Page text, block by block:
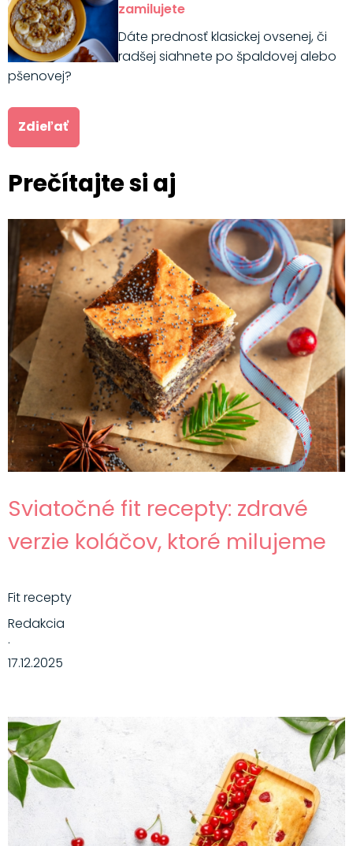
zamilujete
Dáte prednosť klasickej ovsenej, či
radšej siahnete po špaldovej alebo
pšenovej?
Zdieľať
Prečítajte si aj
Sviatočné fit recepty: zdravé
verzie koláčov, ktoré milujeme
Fit recepty
Redakcia
·
17.12.2025